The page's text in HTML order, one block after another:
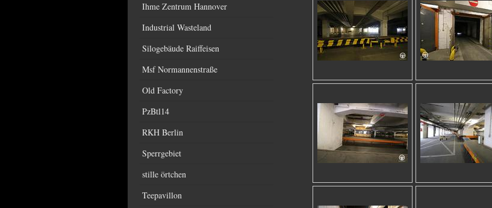
Ihme Zentrum Hannover
Industrial Wasteland
Silogebäude Raiffeisen
Msf Normannenstraße
Old Factory
PzBtl14
RKH Berlin
Sperrgebiet
stille örtchen
Teepavillon